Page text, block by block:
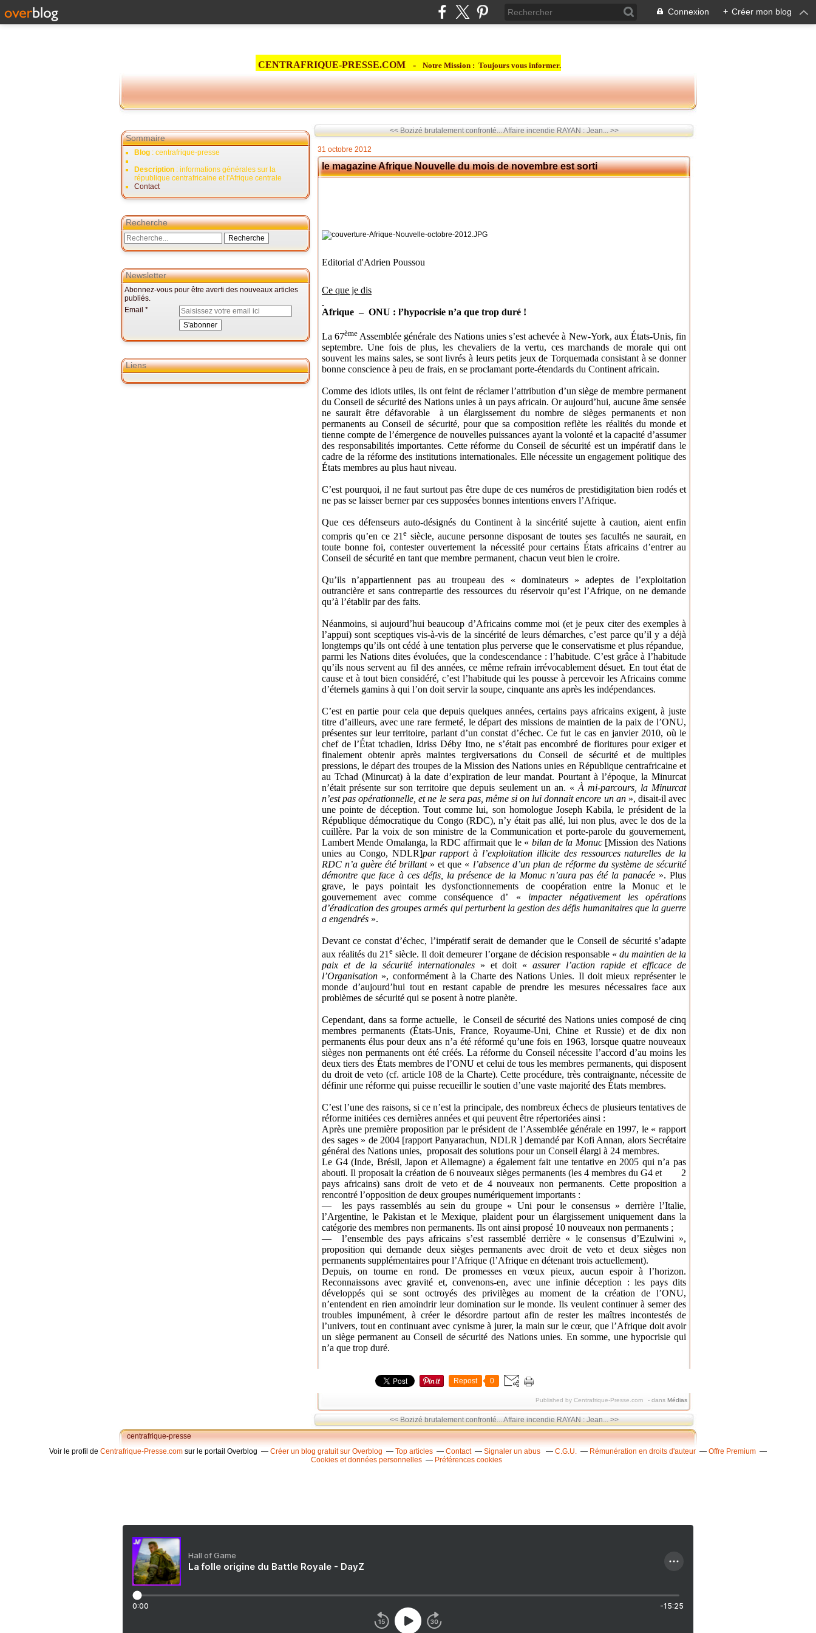
Connexion + Créer mon blog
CENTRAFRIQUE-PRESSE.COM - Notre Mission : Toujours vous informer.
Sommaire
Blog : centrafrique-presse
Description : informations générales sur la
république centrafricaine et l'Afrique centrale
Contact
Recherche
Newsletter
Abonnez-vous pour être averti des nouveaux articles
publiés.
Email
Liens
<< Bozizé brutalement confronté...Affaire incendie RAYAN : Jean... >>
31 octobre 2012
le magazine Afrique Nouvelle du mois de novembre est sorti
Editorial d'Adrien Poussou
Ce que je dis
Afrique – ONU : l’hypocrisie n’a que trop duré !
La 67ème Assemblée générale des Nations unies s’est achevée à New-York, aux États-Unis, fin
septembre. Une fois de plus, les chevaliers de la vertu, ces marchands de morale qui ont
souvent les mains sales, se sont livrés à leurs petits jeux de Torquemada consistant à se donner
bonne conscience à peu de frais, en se proclamant porte-étendards du Continent africain.
Comme des idiots utiles, ils ont feint de réclamer l’attribution d’un siège de membre permanent
du Conseil de sécurité des Nations unies à un pays africain. Or aujourd’hui, aucune âme sensée
ne saurait être défavorableà un élargissement du nombre de sièges permanents et non
permanents au Conseil de sécurité, pour que sa composition reflète les réalités du monde et
tienne compte de l’émergence de nouvelles puissances ayant la volonté et la capacité d’assumer
des responsabilités importantes. Cette réforme du Conseil de sécurité est un impératif dans le
cadre de la réforme des institutions internationales. Elle nécessite un engagement politique des
États membres au plus haut niveau.
C’est pourquoi, il ne faut surtout pas être dupe de ces numéros de prestidigitation bien rodés et
ne pas se laisser berner par ces supposées bonnes intentions envers l’Afrique.
Que ces défenseurs auto-désignés du Continent à la sincérité sujette à caution, aient enfin
compris qu’en ce 21 e siècle, aucune personne disposant de toutes ses facultés ne saurait, en
toute bonne foi, contester ouvertement la nécessité pour certains États africains d’entrer au
Conseil de sécurité en tant que membre permanent, chacun veut bien le croire.
Qu’ils n’appartiennent pas au troupeau des « dominateurs » adeptes de l’exploitation
outrancière et sans contrepartie des ressources du réservoir qu’est l’Afrique, on ne demande
qu’à l’établir par des faits.
Néanmoins, si aujourd’hui beaucoup d’Africains comme moi (et je peux citer des exemples à
l’appui) sont sceptiques vis-à-vis de la sincérité de leurs démarches, c’est parce qu’il y a déjà
longtemps qu’ils ont cédé à une tentation plus perverse que le conservatisme et plus répandue,
parmi les Nations dites évoluées, que la condescendance : l’habitude. C’est grâce à l’habitude
qu’ils nous servent au fil des années, ce même refrain irrévocablement désuet. En tout état de
cause et à tout bien considéré, c’est l’habitude qui les pousse à percevoir les Africains comme
d’éternels gamins à qui l’on doit servir la soupe, cinquante ans après les indépendances.
C’est en partie pour cela que depuis quelques années, certains pays africains exigent, à juste
titre d’ailleurs, avec une rare fermeté, le départ des missions de maintien de la paix de l’ONU,
présentes sur leur territoire, parlant d’un constat d’échec. Ce fut le cas en janvier 2010, où le
chef de l’État tchadien, Idriss Déby Itno, ne s’était pas encombré de fioritures pour exiger et
finalement obtenir après maintes tergiversations du Conseil de sécurité et de multiples
pressions, le départ des troupes de la Mission des Nations unies en République centrafricaine et
au Tchad (Minurcat) à la date d’expiration de leur mandat. Pourtant à l’époque, la Minurcat
n’était présente sur son territoire que depuis seulement un an. « À mi-parcours, la Minurcat
n’est pas opérationnelle, et ne le sera pas, même si on lui donnait encore un an », disait-il avec
une pointe de déception. Tout comme lui, son homologue Joseph Kabila, le président de la
République démocratique du Congo (RDC), n’y était pas allé, lui non plus, avec le dos de la
cuillère. Par la voix de son ministre de la Communication et porte-parole du gouvernement,
Lambert Mende Omalanga, la RDC affirmait que le « bilan de la Monuc [Mission des Nations
unies au Congo, NDLR]par rapport à l’exploitation illicite des ressources naturelles de la
RDC n’a guère été brillant » et que « l’absence d’un plan de réforme du système de sécurité
démontre que face à ces défis, la présence de la Monuc n’aura pas été la panacée». Plus
grave, le pays pointait les dysfonctionnements de coopération entre la Monuc et le
gouvernement avec comme conséquence d’ « impacter négativement les opérations
d’éradication des groupes armés qui perturbent la gestion des défis humanitaires que la guerre
a engendrés ».
Devant ce constat d’échec, l’impératif serait de demander que le Conseil de sécurité s’adapte
aux réalités du 21e siècle. Il doit demeurer l’organe de décision responsable « du maintien de la
paix et de la sécurité internationales » et doit «assurer l’action rapide et efficace de
l’Organisation », conformément à la Charte des Nations Unies. Il doit mieux représenter le
monde d’aujourd’hui tout en restant capable de prendre les mesures nécessaires face aux
problèmes de sécurité qui se posent à notre planète.
Cependant, dans sa forme actuelle, le Conseil de sécurité des Nations unies composé de cinq
membres permanents (États-Unis, France, Royaume-Uni, Chine et Russie) et de dix non
permanents élus pour deux ans n’a été réformé qu’une fois en 1963, lorsque quatre nouveaux
sièges non permanents ont été créés. La réforme du Conseil nécessite l’accord d’au moins les
deux tiers des États membres de l’ONU et celui de tous les membres permanents, qui disposent
du droit de veto (cf. article 108 de la Charte). Cette procédure, très contraignante, nécessite de
définir une réforme qui puisse recueillir le soutien d’une vaste majorité des États membres.
C’est l’une des raisons, si ce n’est la principale, des nombreux échecs de plusieurs tentatives de
réforme initiées ces dernières années et qui peuvent être répertoriées ainsi :
Après une première proposition par le président de l’Assemblée générale en 1997, le « rapport
des sages » de 2004 [rapport Panyarachun, NDLR ] demandé par Kofi Annan, alors Secrétaire
général des Nations unies, proposait des solutions pour un Conseil élargi à 24 membres.
Le G4 (Inde, Brésil, Japon et Allemagne) a également fait une tentative en 2005 qui n’a pas
abouti. Il proposait la création de 6 nouveaux sièges permanents (les 4 membres du G4 et
2
pays africains) sans droit de veto et de 4 nouveaux non permanents. Cette proposition a
rencontré l’opposition de deux groupes numériquement importants :
— les pays rassemblés au sein du groupe « Uni pour le consensus » derrière l’Italie,
l’Argentine, le Pakistan et le Mexique, plaident pour un élargissement uniquement dans la
catégorie des membres non permanents. Ils ont ainsi proposé 10 nouveaux non permanents ;
— l’ensemble des pays africains s’est rassemblé derrière « le consensus d’Ezulwini »,
proposition qui demande deux sièges permanents avec droit de veto et deux sièges non
permanents supplémentaires pour l’Afrique (l’Afrique en détenant trois actuellement).
Depuis, on tourne en rond. De promesses en vœux pieux, aucun espoir à l’horizon.
Reconnaissons avec gravité et, convenons-en, avec une infinie déception : les pays dits
développés qui se sont octroyés des privilèges au moment de la création de l’ONU,
n’entendent en rien amoindrir leur domination sur le monde. Ils veulent continuer à semer des
troubles impunément, à créer le désordre partout afin de rester les maîtres incontestés de
l’univers, tout en continuant avec cynisme à jurer, la main sur le cœur, que l’Afrique doit avoir
un siège permanent au Conseil de sécurité des Nations unies. En somme, une hypocrisie qui
n’a que trop duré.
Repost 0
Published by Centrafrique-Presse.com - dans Médias
<< Bozizé brutalement confronté...Affaire incendie RAYAN : Jean... >>
centrafrique-presse
Voir le profil de Centrafrique-Presse.com sur le portail Overblog Créer un blog gratuit sur Overblog Top articles Contact Signaler un abus C.G.U. Rémunération en droits d'auteur
Offre Premium
Cookies et données personnelles
Préférences cookies
Hall of Game
La folle origine du Battle Royale - DayZ
0:00 -15:25